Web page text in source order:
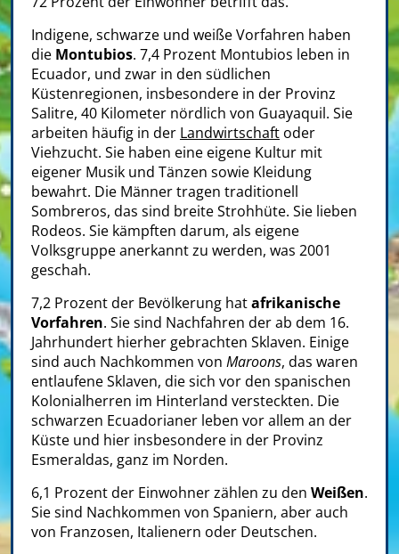
Indigene, schwarze und weiße Vorfahren haben
die Montubios. 7,4 Prozent Montubios leben in
Ecuador, und zwar in den südlichen
Küstenregionen, insbesondere in der Provinz
Salitre, 40 Kilometer nördlich von Guayaquil. Sie
arbeiten häufig in der Landwirtschaft oder
Viehzucht. Sie haben eine eigene Kultur mit
eigener Musik und Tänzen sowie Kleidung
bewahrt. Die Männer tragen traditionell
Sombreros, das sind breite Strohhüte. Sie lieben
Rodeos. Sie kämpften darum, als eigene
Volksgruppe anerkannt zu werden, was 2001
geschah.
7,2 Prozent der Bevölkerung hatafrikanische
Vorfahren. Sie sind Nachfahren der ab dem 16.
Jahrhundert hierher gebrachten Sklaven. Einige
sind auch Nachkommen von Maroons, das waren
entlaufene Sklaven, die sich vor den spanischen
Kolonialherren im Hinterland versteckten. Die
schwarzen Ecuadorianer leben vor allem an der
Küste und hier insbesondere in der Provinz
Esmeraldas, ganz im Norden.
6,1 Prozent der Einwohner zählen zu den Weißen.
Sie sind Nachkommen von Spaniern, aber auch
von Franzosen, Italienern oder Deutschen.